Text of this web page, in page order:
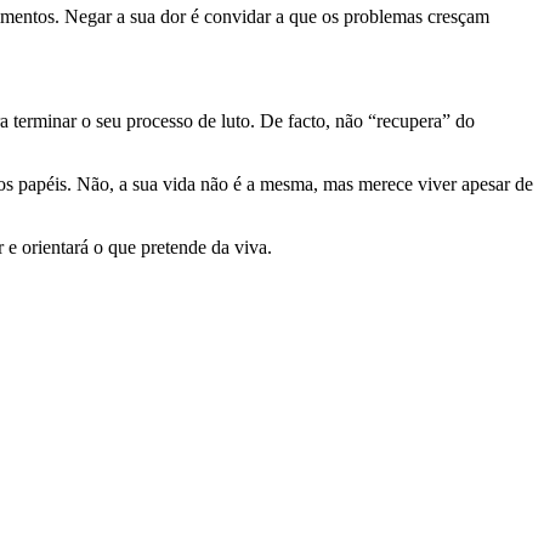
Negar a sua dor é convidar a que os problemas cresçam
terminar o seu processo de luto. De facto, não “recupera” do
Não, a sua vida não é a mesma, mas merece viver apesar de
orientará o que pretende da viva.